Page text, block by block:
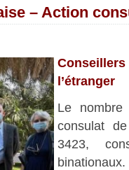
– Action
l’étranger
Le
consulat
3423,